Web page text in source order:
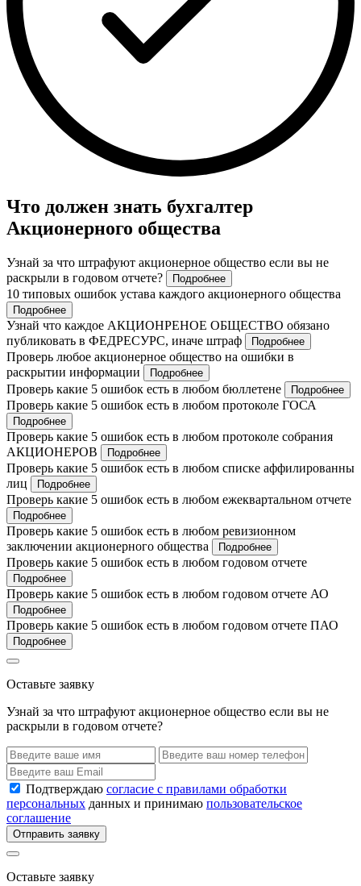
Что должен знать бухгалтер
Акционерного общества
Узнай за что штрафуют акционерное общество если вы не
раскрыли в годовом отчете?
Подробнее
10 типовых ошибок устава каждого акционерного общества
Подробнее
Узнай что каждое АКЦИОНРЕНОЕ ОБЩЕСТВО обязано
публиковать в ФЕДРЕСУРС, иначе штраф
Подробнее
Проверь любое акционерное общество на ошибки в
раскрытии информации
Подробнее
Проверь какие 5 ошибок есть в любом бюллетене Подробнее
Проверь какие 5 ошибок есть в любом протоколе ГОСА
Подробнее
Проверь какие 5 ошибок есть в любом протоколе собрания
АКЦИОНЕРОВ
Подробнее
Проверь какие 5 ошибок есть в любом списке аффилированны
лиц
Подробнее
Проверь какие 5 ошибок есть в любом ежеквартальном отчете
Подробнее
Проверь какие 5 ошибок есть в любом ревизионном
заключении акционерного общества
Подробнее
Проверь какие 5 ошибок есть в любом годовом отчете
Подробнее
Проверь какие 5 ошибок есть в любом годовом отчете АО
Подробнее
Проверь какие 5 ошибок есть в любом годовом отчете ПАО
Подробнее
Оставьте заявку
Узнай за что штрафуют акционерное общество если вы не
раскрыли в годовом отчете?
Подтверждаю согласие с правилами обработки
персональных данных и принимаю пользовательское
соглашение
Отправить заявку
Оставьте заявку